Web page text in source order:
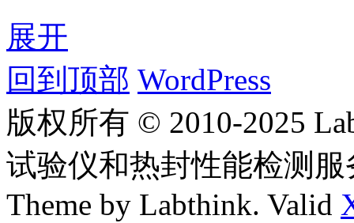
展开
回到顶部 WordPress
版权所有 © 2010-2025
试验仪和热封性能检测
Theme by Labthink. Valid